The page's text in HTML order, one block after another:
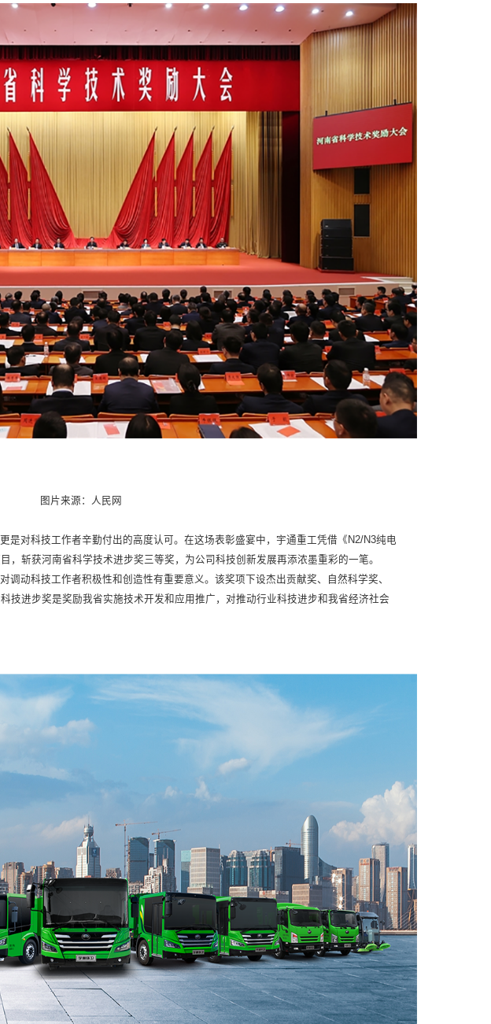
图片来源：人民网
是对科技工作者辛勤付出的高度认可。在这场表彰盛宴中，宇通重工凭借《N2/N3纯电
，斩获河南省科学技术进步奖三等奖，为公司科技创新发展再添浓墨重彩的一笔。
调动科技工作者积极性和创造性有重要意义。该奖项下设杰出贡献奖、自然科学奖、
技进步奖是奖励我省实施技术开发和应用推广，对推动行业科技进步和我省经济社会